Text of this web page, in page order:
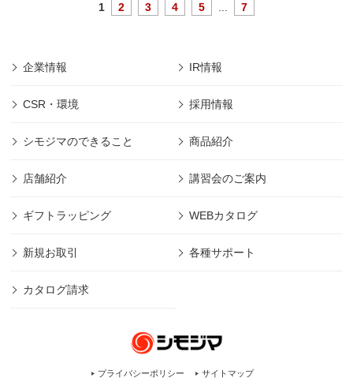
1 2 3 4 5 7
企業情報 IR情報
CSR・環境 採用情報
シモジマのできること 商品紹介
店舗紹介 講習会のご案内
ギフトラッピング WEBカタログ
新規お取引 各種サポート
カタログ請求
プライバシーポリシー サイトマップ